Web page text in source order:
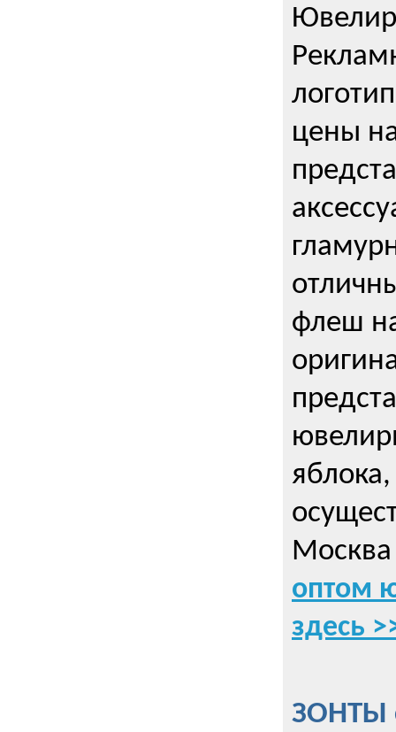
цены
флеш
Москва
оптом
здесь
ЗОНТЫ